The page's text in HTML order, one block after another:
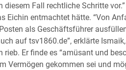
Fall rechtliche Schritte
Eichin entmachtet hätte. “Von
als Geschäftsführer
auf tsv1860.de”, erklärte
rieb. Er finde es “amüsant und
Vermögen gekommen sei und